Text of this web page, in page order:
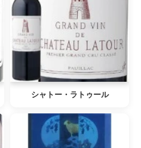
シャトー・ラトゥール